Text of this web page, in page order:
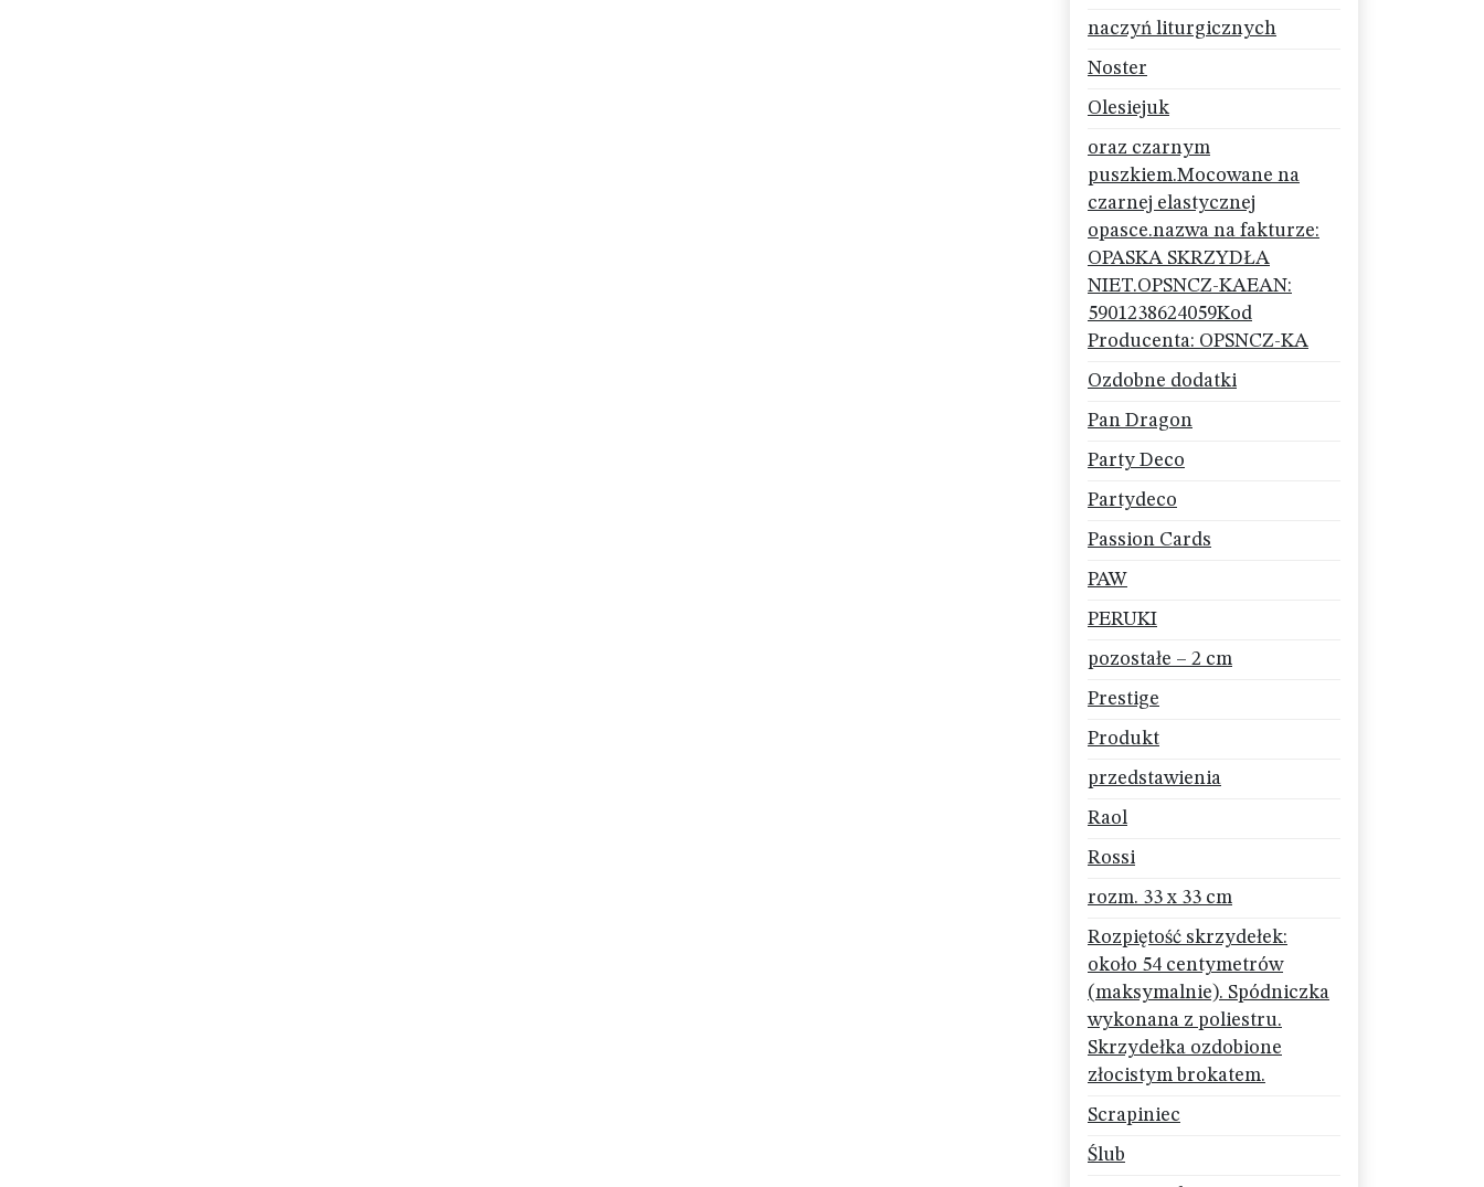
naczyń liturgicznych
Noster
Olesiejuk
oraz czarnym
puszkiem.Mocowane na
czarnej elastycznej
opasce.nazwa na fakturze:
OPASKA SKRZYDŁA
NIET.OPSNCZ-KAEAN:
5901238624059Kod
Producenta: OPSNCZ-KA
Ozdobne dodatki
Pan Dragon
Party Deco
Partydeco
Passion Cards
PAW
PERUKI
pozostałe – 2 cm
Prestige
Produkt
przedstawienia
Raol
Rossi
rozm. 33 x 33 cm
Rozpiętość skrzydełek:
około 54 centymetrów
(maksymalnie). Spódniczka
wykonana z poliestru.
Skrzydełka ozdobione
złocistym brokatem.
Scrapiniec
Ślub